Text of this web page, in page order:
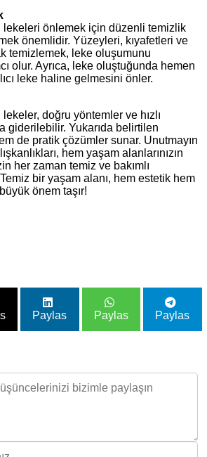
önlemek için düzenli temizlik
önemlidir. Yüzeyleri, kıyafetleri ve
temizlemek, leke oluşumunu
olur. Ayrıca, leke oluştuğunda hemen
leke haline gelmesini önler.
doğru yöntemler ve hızlı
giderilebilir. Yukarıda belirtilen
de pratik çözümler sunar. Unutmayın
hem yaşam alanlarınızın
her zaman temiz ve bakımlı
bir yaşam alanı, hem estetik hem
önem taşır!
Paylas Paylas Paylas